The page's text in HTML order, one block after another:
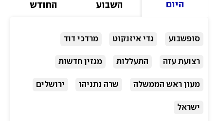
היום השבוע החודש
סופשבוע גדי איזנקוט מרדכי דוד
רצועת עזה התעללות מגזין חדשות
מעון ראש הממשלה שרה נתניהו ירושלים
ישראל